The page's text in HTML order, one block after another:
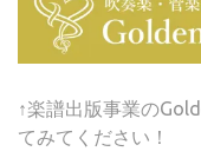
↑楽譜出版事業の
てみてください！